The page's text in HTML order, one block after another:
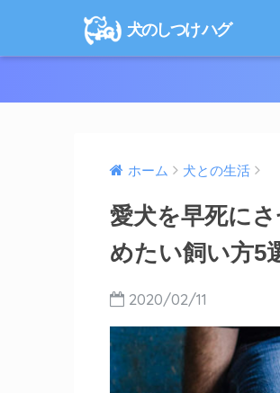
犬のしつけ ハグ
ホーム 犬との生活
愛犬を早死に
めたい飼い方5
2020/02/11